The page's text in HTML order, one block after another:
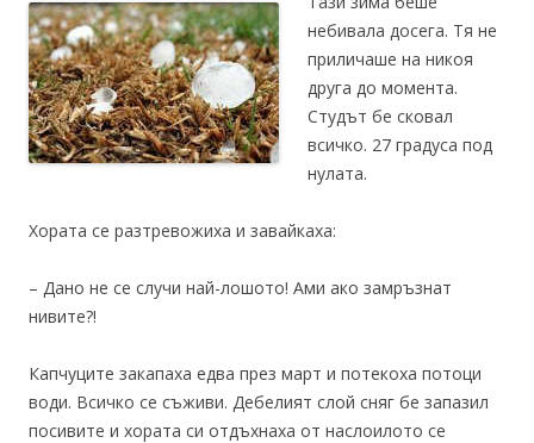
небивала досега. Тя не
приличаше на никоя
друга до момента.
Студът бе сковал
всичко. 27 градуса под
нулата.
Хората се разтревожиха и завайкаха:
– Дано не се случи най-лошото! Ами ако замръзнат
нивите?!
Капчуците закапаха едва през март и потекоха потоци
води. Всичко се съживи. Дебелият слой сняг бе запазил
посивите и хората си отдъхнаха от наслоилото се